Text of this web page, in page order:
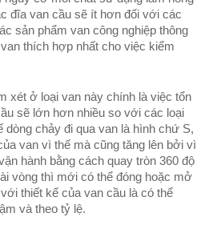
đĩa van cầu sẽ ít hơn đối với các
sản phẩm van công nghiệp thông
thích hợp nhất cho việc kiểm
xét ở loại van này chính là việc tổn
sẽ lớn hơn nhiều so với các loại
chảy đi qua van là hình chứ S,
van vì thế mà cũng tăng lên bởi vì
hành bằng cách quay tròn 360 độ
vòng thì mới có thể đóng hoặc mở
thiết kế của van cầu là có thể
và theo tỷ lệ.